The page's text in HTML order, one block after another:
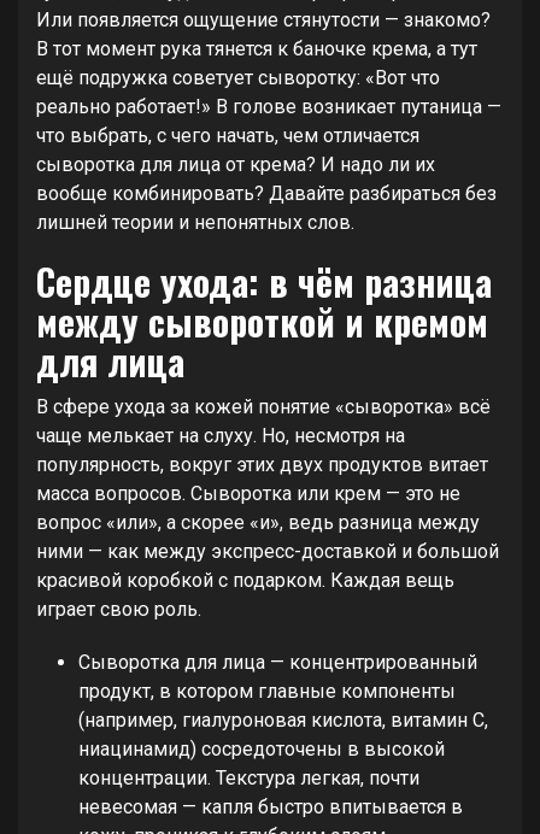
Или появляется ощущение стянутости — знакомо?
В тот момент рука тянется к баночке крема, а тут
ещё подружка советует сыворотку: «Вот что
реально работает!» В голове возникает путаница —
что выбрать, с чего начать, чем отличается
сыворотка для лица от крема? И надо ли их
вообще комбинировать? Давайте разбираться без
лишней теории и непонятных слов.
Сердце ухода: в чём разница
между сывороткой и кремом
для лица
В сфере ухода за кожей понятие «сыворотка» всё
чаще мелькает на слуху. Но, несмотря на
популярность, вокруг этих двух продуктов витает
масса вопросов. Сыворотка или крем — это не
вопрос «или», а скорее «и», ведь разница между
ними — как между экспресс-доставкой и большой
красивой коробкой с подарком. Каждая вещь
играет свою роль.
Сыворотка для лица — концентрированный
продукт, в котором главные компоненты
(например, гиалуроновая кислота, витамин С,
ниацинамид) сосредоточены в высокой
концентрации. Текстура легкая, почти
невесомая — капля быстро впитывается в